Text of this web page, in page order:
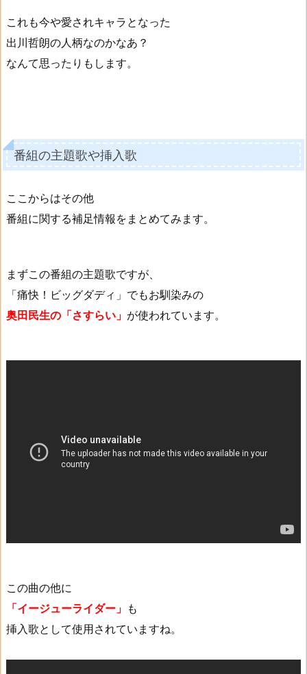
これも今や愛されキャラとなった
出川哲朗の人柄なのかなあ？
なんて思ったりもします。
番組の主題歌や挿入歌
ここからはその他
番組に関する補足情報をまとめてみます。
まずこの番組の主題歌ですが、
「痛快！ビッグダディ」でもお馴染みの
奥田民生の「さすらい」 が使われています。
この曲の他に
「イージューライダー」 も
挿入歌として使用されていますね。